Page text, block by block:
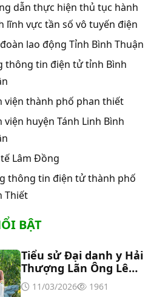
mời báo giá sửa chữa máy
nóng tấm phẵng
mời báo giá về việc In bìa hồ
án, Sổ y bạ năm 2026
vụ “Bảo hiểm cháy, nổ bắt
năm 2026"
mời báo giá về việc cung cấp
hóa “Bóng đèn đo quang
máy xét nghiệm sinh hóa
vụ tháo dỡ, di dời và lắp đặt
X-Quang thường quy và kỹ
số”
mời báo giá về Màn hình led
họp
dẫn thực hiện thủ tục hành
lĩnh vực tần số vô tuyến điện
lao động Tỉnh Bình Thuận
thông tin điện tử tỉnh Bình
viện thành phố phan thiết
viện huyện Tánh Linh Bình
tế Lâm Đồng
thông tin điện tử thành phố
Thiết
BẬT
Tiểu sử Đại danh y Hải
Thượng Lãn Ông Lê
Hữu Trác
11/03/2026 1961